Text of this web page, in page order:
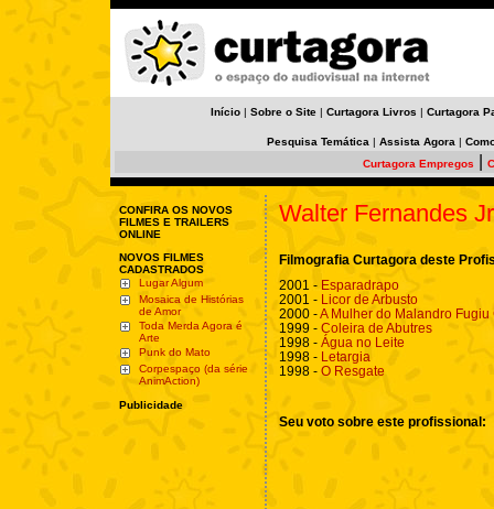
Início | Sobre o Site | Curtagora Livros | Curtagora
Pesquisa Temática | Assista Agora |
Curtagora Empregos
CONFIRA OS NOVOS
FILMES E TRAILERS
ONLINE
NOVOS FILMES
CADASTRADOS
Lugar Algum
Mosaica de Histórias
de Amor
Toda Merda Agora é
Arte
Punk do Mato
Corpespaço (da série
AnimAction)
Publicidade
Walter Fernandes
Filmografia Curtagora deste
2001 - Esparadrapo
2001 - Licor de Arbusto
2000 -A Mulher do Malandro Fugiu
1999 - Coleira de Abutres
1998 - Água no Leite
1998 - Letargia
1998 - O Resgate
Seu voto sobre este profissional: